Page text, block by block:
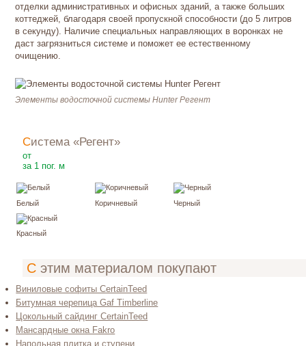
отделки административных и офисных зданий, а также больших
коттеджей, благодаря своей пропускной способности (до 5 литров
в секунду). Наличие специальных направляющих в воронках не
даст загрязниться системе и поможет ее естественному
очищению.
Элементы водосточной системы Hunter Регент
Система «Регент»
от
за 1 пог. м
Белый Коричневый Черный
Красный
С этим материалом покупают
Виниловые софиты CertainTeed
Битумная черепица Gaf Timberline
Цокольный сайдинг CertainTeed
Мансардные окна Fakro
Напольная плитка и ступени